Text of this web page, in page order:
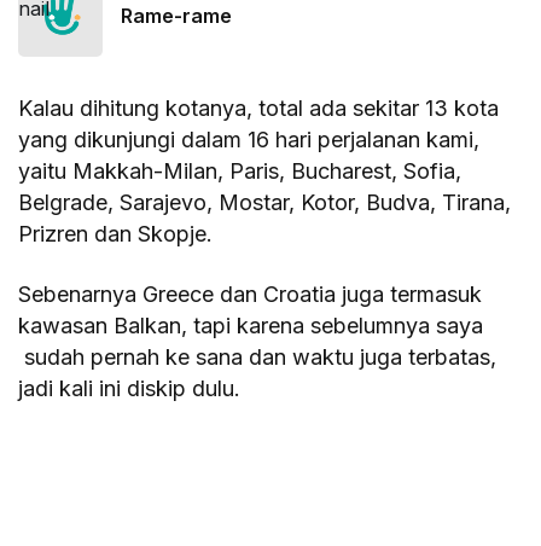
Rame-rame
Kalau dihitung kotanya, total ada sekitar 13 kota
yang dikunjungi dalam 16 hari perjalanan kami,
yaitu Makkah-Milan, Paris, Bucharest, Sofia,
Belgrade, Sarajevo, Mostar, Kotor, Budva, Tirana,
Prizren dan Skopje.
Sebenarnya Greece dan Croatia juga termasuk
kawasan Balkan, tapi karena sebelumnya saya
sudah pernah ke sana dan waktu juga terbatas,
jadi kali ini diskip dulu.